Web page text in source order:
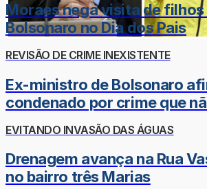
Moraes nega visita de filhos
Bolsonaro no Dia dos Pais
REVISÃO DE CRIME INEXISTENTE
Ex-ministro de Bolsonaro
condenado por crime que
EVITANDO INVASÃO DAS ÁGUAS
Drenagem avança na Rua
no bairro três Marias